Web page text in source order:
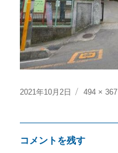
投
2021年10月2日
フ
ズ
494 × 367
コメントを残す